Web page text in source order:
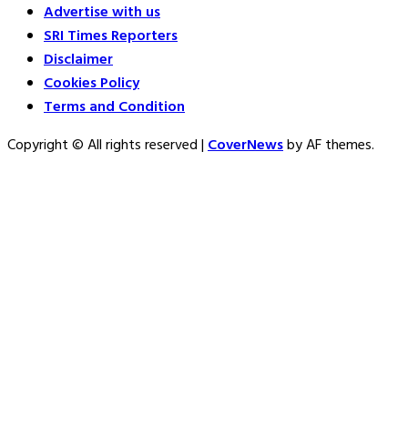
Advertise with us
SRI Times Reporters
Disclaimer
Cookies Policy
Terms and Condition
Copyright © All rights reserved|CoverNewsby AF themes.